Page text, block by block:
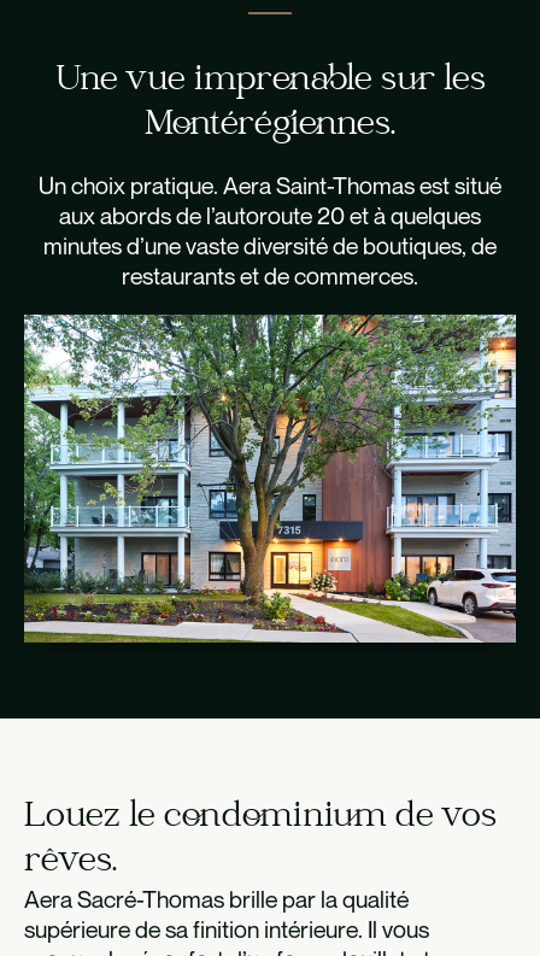
Une vue imprenable sur les
Montérégiennes.
Un choix pratique. Aera Saint-Thomas est situé
aux abords de l’autoroute 20 et à quelques
minutes d’une vaste diversité de boutiques, de
restaurants et de commerces.
Louez le condominium de vos
rêves.
Aera Sacré-Thomas brille par la qualité
supérieure de sa finition intérieure. Il vous